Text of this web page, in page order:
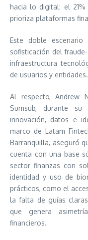
hacia lo digital: el
prioriza plataformas
Este doble
sofisticación del
infraestructura
de usuarios y entidades.
Al respecto, Andrew
Sumsub, durante
innovación, datos e
marco de Latam
Barranquilla, aseguró
cuenta con una base
sector finanzas con
identidad y uso de
prácticos, como el
la falta de guías
que genera
financieros.